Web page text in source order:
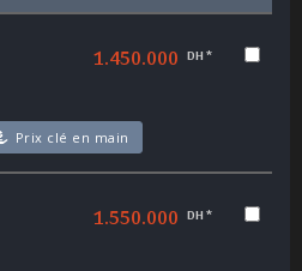
1.450.000 DH *
Prix clé en main
1.550.000 DH *